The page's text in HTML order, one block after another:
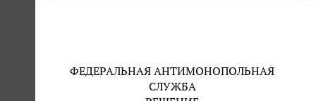
ФЕДЕРАЛЬНАЯ АНТИМОНОПОЛЬНАЯ
СЛУЖБА